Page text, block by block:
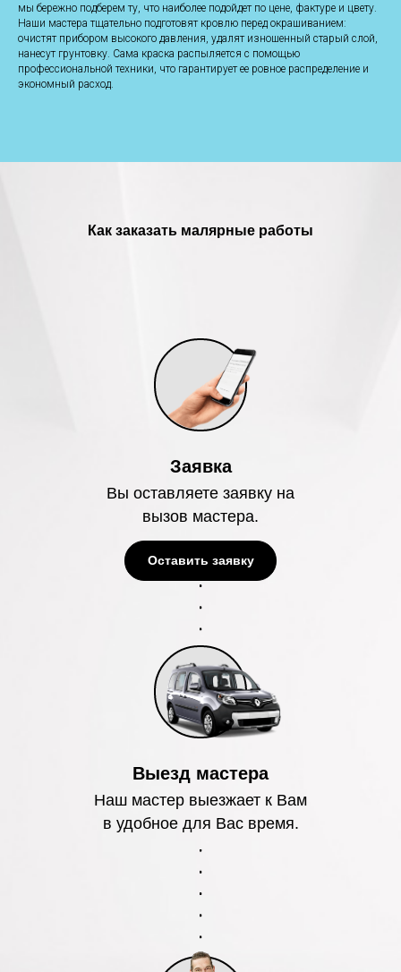
мы бережно подберем ту, что наиболее подойдет по цене, фактуре и цвету.
Наши мастера тщательно подготовят кровлю перед окрашиванием:
очистят прибором высокого давления, удалят изношенный старый слой,
нанесут грунтовку. Сама краска распыляется с помощью
профессиональной техники, что гарантирует ее ровное распределение и
экономный расход.
Вы оставляете заявку на
вызов мастера.
Заявка
Выезд мастера
Наш мастер выезжает к Вам
в удобное для Вас время.
Как заказать малярные работы
Оставить заявку